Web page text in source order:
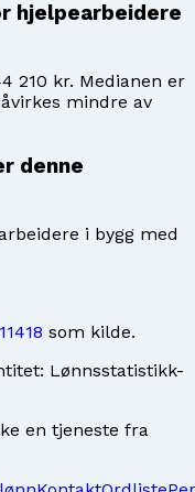
hjelpearbeidere
210 kr. Medianen er
mindre av
denne
i bygg med
som kilde.
Lønnsstatistikk-
en tjeneste fra